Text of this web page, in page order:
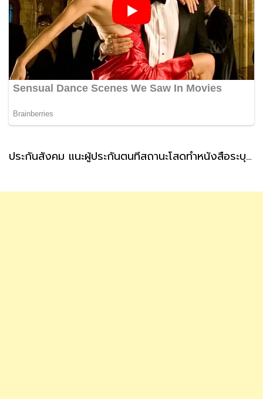
ประกันสังคม แนะผู้ประกันตนที่สถานะโสดทำหนังสือระบุผู้รับเงินสงเคราะห์ กรณีตายล่วงหน้า